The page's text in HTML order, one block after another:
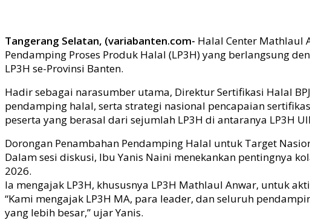
Tangerang Selatan, (variabanten.com- Halal Center Mathlaul
Pendamping Proses Produk Halal (LP3H) yang berlangsung
LP3H se-Provinsi Banten.
Hadir sebagai narasumber utama, Direktur Sertifikasi Halal
pendamping halal, serta strategi nasional pencapaian
peserta yang berasal dari sejumlah LP3H di antaranya LP3H
Dorongan Penambahan Pendamping Halal untuk Target
Dalam sesi diskusi, Ibu Yanis Naini menekankan pentingnya
2026.
Ia mengajak LP3H, khususnya LP3H Mathlaul Anwar, untuk
“Kami mengajak LP3H MA, para leader, dan seluruh
yang lebih besar,” ujar Yanis.